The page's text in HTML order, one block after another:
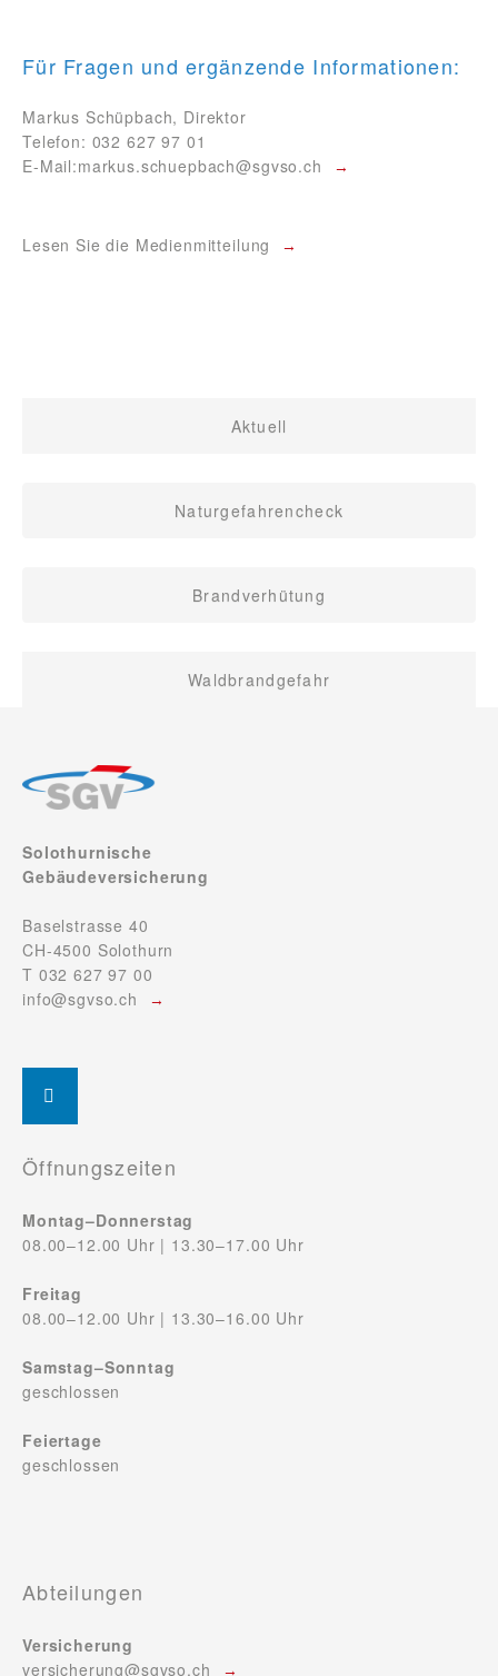
Für Fragen und ergänzende Informationen:
Markus Schüpbach, Direktor
Telefon: 032 627 97 01
E-Mail:markus.schuepbach@sgvso.ch
Lesen Sie die Medienmitteilung
Aktuell
Naturgefahrencheck
Brandverhütung
Waldbrandgefahr
Solothurnische
Gebäudeversicherung
Baselstrasse 40
CH-4500 Solothurn
T 032 627 97 00
info@sgvso.ch
Öffnungszeiten
Montag–Donnerstag
08.00–12.00 Uhr | 13.30–17.00 Uhr
Freitag
08.00–12.00 Uhr | 13.30–16.00 Uhr
Samstag–Sonntag
geschlossen
Feiertage
geschlossen
Abteilungen
Versicherung
versicherung@sgvso.ch